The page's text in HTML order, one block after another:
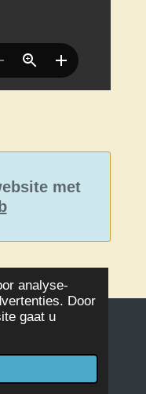
analyse-
Door
gaat u
met